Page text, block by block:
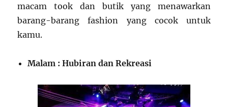
macam took dan butik yang menawarkan
barang-barang fashion yang cocok untuk
kamu.
Malam : Hubiran dan Rekreasi